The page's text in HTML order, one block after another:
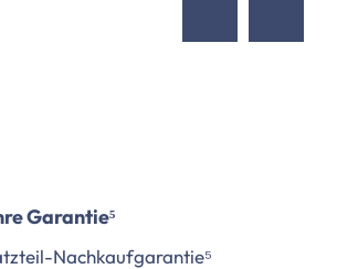
Garantie⁵
Nachkaufgarantie⁵